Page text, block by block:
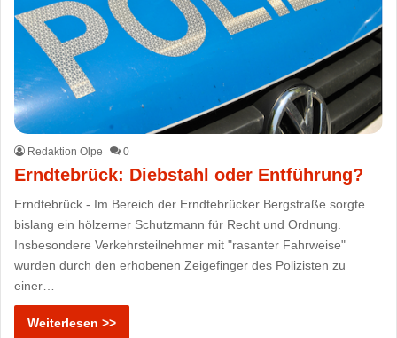
Redaktion Olpe 0
Erndtebrück: Diebstahl oder Entführung?
Erndtebrück - Im Bereich der Erndtebrücker Bergstraße sorgte
bislang ein hölzerner Schutzmann für Recht und Ordnung.
Insbesondere Verkehrsteilnehmer mit "rasanter Fahrweise"
wurden durch den erhobenen Zeigefinger des Polizisten zu
einer…
Weiterlesen >>